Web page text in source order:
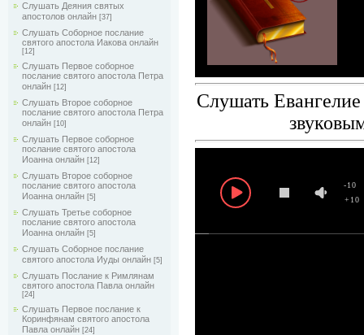
Слушать Деяния святых
апостолов онлайн [37]
Слушать Соборное послание
святого апостола Иакова онлайн
[12]
Слушать Первое соборное
послание святого апостола Петра
онлайн [12]
Слушать Второе соборное
послание святого апостола Петра
онлайн [10]
Слушать Первое соборное
послание святого апостола
Иоанна онлайн [12]
Слушать Второе соборное
послание святого апостола
Иоанна онлайн [5]
Слушать Третье соборное
послание святого апостола
Иоанна онлайн [5]
Слушать Соборное послание
святого апостола Иуды онлайн [5]
Слушать Послание к Римлянам
святого апостола Павла онлайн
[24]
Слушать Первое послание к
Коринфянам святого апостола
Павла онлайн [24]
Cлушать
+10
-10